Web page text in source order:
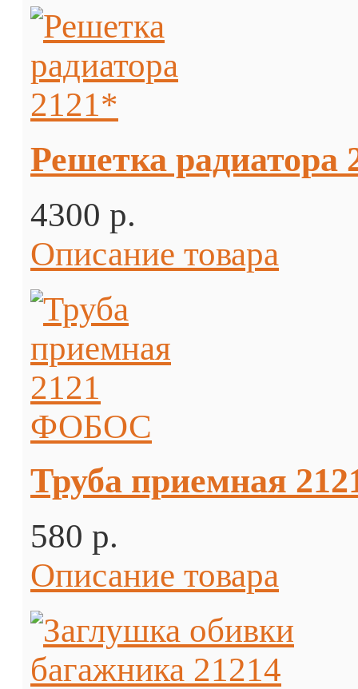
Решетка радиатора
4300 p.
Описание товара
Труба приемная
580 p.
Описание товара